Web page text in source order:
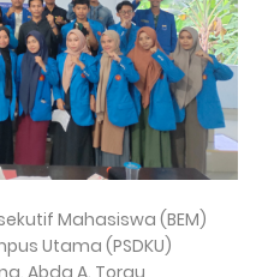
Mahasiswa (BEM)
Utama (PSDKU)
Abda A. Torau